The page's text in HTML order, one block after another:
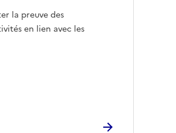
la preuve des
en lien avec les